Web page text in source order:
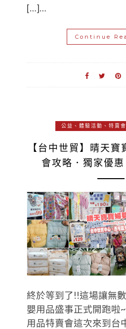
[…]…
Continue
公益、體驗活動、特賣會
【台中世貿】晴天
會攻略．獨家優
終於等到了!!這場讓無
嬰用品盛事正式開跑啦
用品特賣會這次來到台